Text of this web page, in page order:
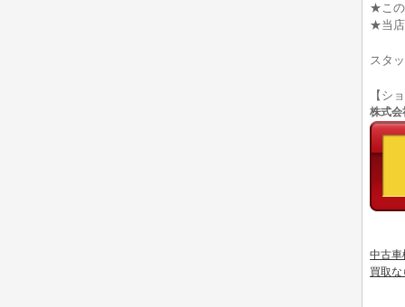
★この
★当店
スタ
【シ
株式
中古車
買取